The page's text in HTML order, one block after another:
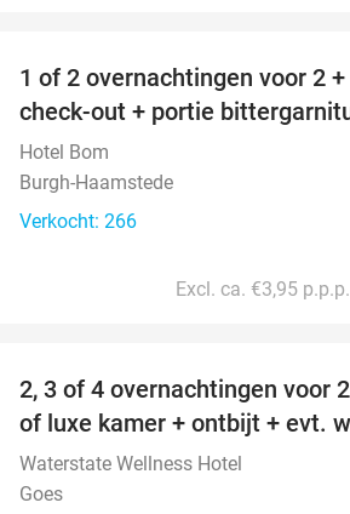
1 of 2 overnachtingen voor 2
check-out + portie
Hotel Bom
Burgh-Haamstede
Verkocht: 266
Excl. ca. €3,95
2, 3 of 4 overnachtingen voor
of luxe kamer + ontbijt + evt.
Waterstate Wellness Hotel
Goes